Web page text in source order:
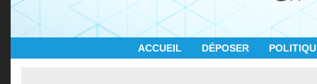
ACCUEIL DÉPOSER